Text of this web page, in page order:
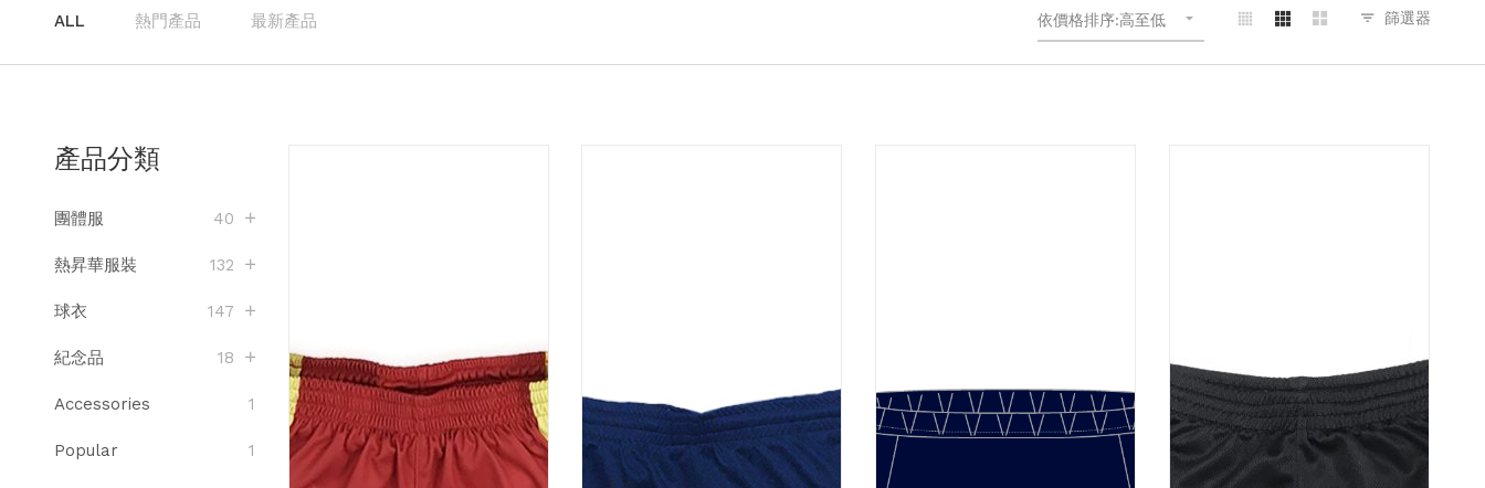
ALL 熱門產品 最新產品 依價格排序:高至低 篩選器
產品分類
團體服 40
熱昇華服裝 132
球衣 147
紀念品 18
Accessories 1
Popular 1